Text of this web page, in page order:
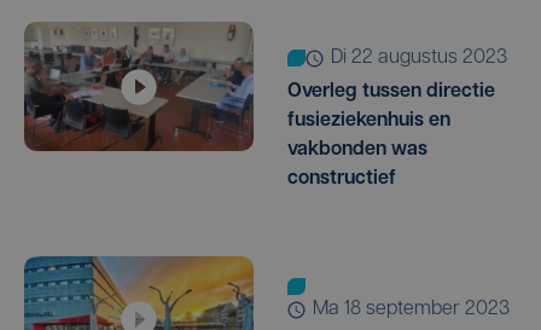
di 22 augustus 2023
Overleg tussen directie
fusieziekenhuis en
vakbonden was
constructief
ma 18 september 2023